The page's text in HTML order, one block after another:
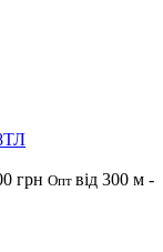
грн Опт від 300 м -